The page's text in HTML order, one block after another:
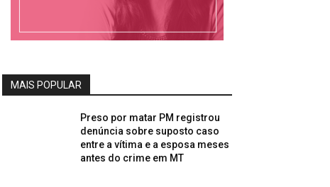
MAIS POPULAR
Preso por matar PM registrou
denúncia sobre suposto caso
entre a vítima e a esposa meses
antes do crime em MT